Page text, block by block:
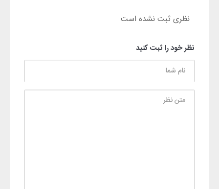
نظری ثبت نشده است
نظر خود را ثبت کنید